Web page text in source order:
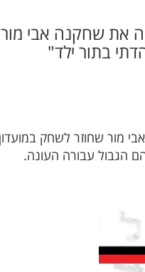
את שחקנה אבי
בתור ילד"
שחוזר לשחק במועדון
הגבול עבורה העונה.